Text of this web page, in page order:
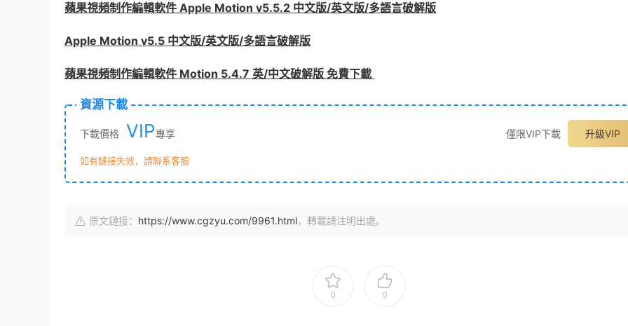
蘋果視頻制作編輯軟件 Apple Motion v5.5.2 中文版/英文版/多語言破解版
Apple Motion v5.5 中文版/英文版/多語言破解版
蘋果視頻制作編輯軟件 Motion 5.4.7 英/中文破解版 免費下載
資源下載
下載價格 VIP專享 僅限VIP下載 升級VIP
如有鏈接失效，請聯系客服
原文鏈接： https://www.cgzyu.com/9961.html，轉載請注明出處。
0 0